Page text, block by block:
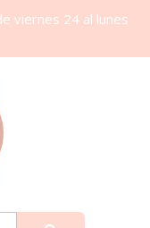
viernes 24 al lunes